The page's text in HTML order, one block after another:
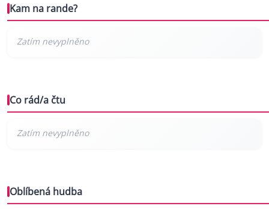
Kam na rande?
Co rád/a čtu
Oblíbená hudba